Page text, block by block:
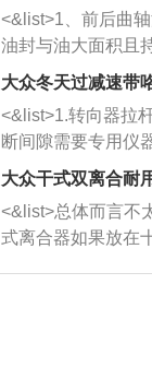
西取出来。但如果
的堵塞，就需要将
洗剂对堵塞的情况
放在燃油箱中，与
动时，就可以和汽
室，最后形成废气
催化器得到清洗，
能够得到解决。
一圈半的练习，往
圈数。 <&list>3、
习，这样就可以形
驾驶车辆时，不需
向。
<&list>1、前后曲
油封与油大面积且
和发动机内持续温
逐渐减弱，导致渗
活塞间隙过大：积
的间隙扩大，导致
造成烧机油。
机油粘度过小的话
象，机油粘度过小
大众冬天过减速带
<&list>1.转向器拉
断间隙需要专用仪
无法制作，需要将
店；<&list>2.车辆
裂，破裂后会出现
损严重，磨损的半
响；<&list>3.稳定
大众干式双离合耐
<&list>总体而言不
式离合器如果放在